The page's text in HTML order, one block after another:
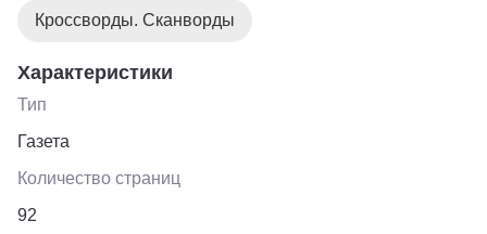
Кроссворды. Сканворды
Характеристики
Тип
Газета
Количество страниц
92